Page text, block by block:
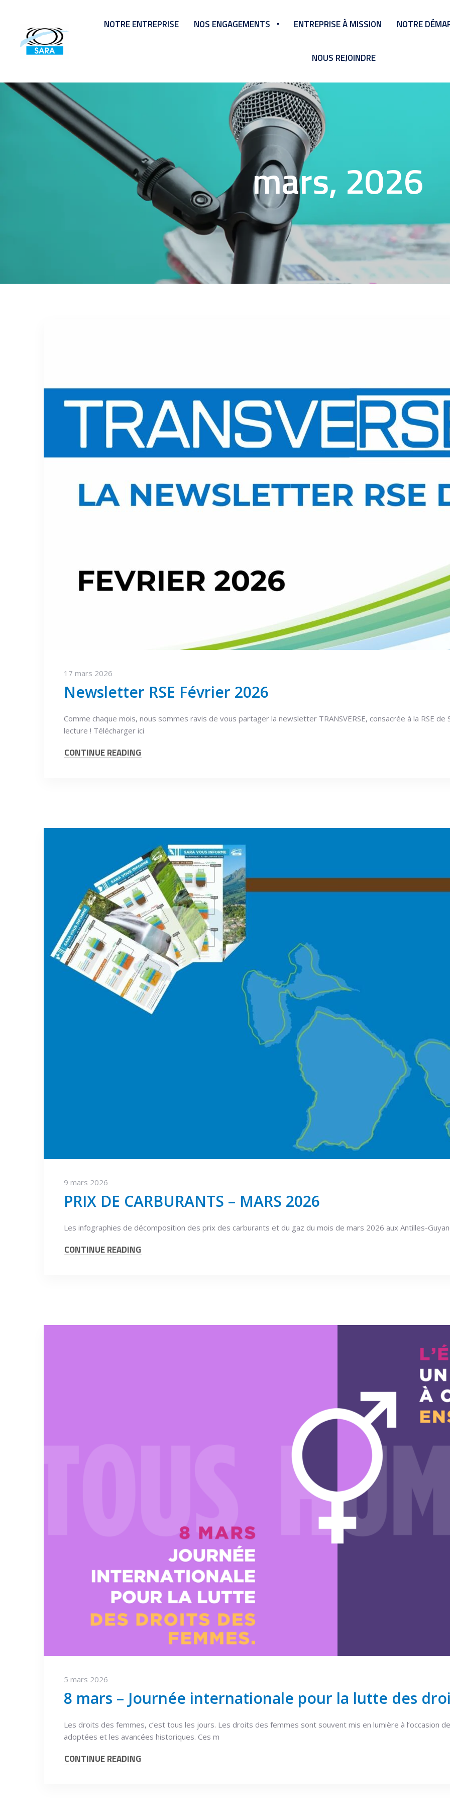
NOTRE ENTREPRISE NOS ENGAGEMENTS ENTREPRISE À MISSION NOTRE
NOUS REJOINDRE
mars, 2026
17 mars 2026
Newsletter RSE Février 2026
Comme chaque mois, nous sommes ravis de vous partager la newsletter TRANSVERSE, consacrée à la RSE de
lecture ! Télécharger ici
CONTINUE READING
9 mars 2026
PRIX DE CARBURANTS – MARS 2026
Les infographies de décomposition des prix des carburants et du gaz du mois de mars 2026 aux Antilles-
CONTINUE READING
5 mars 2026
8 mars – Journée internationale pour la lutte des
Les droits des femmes, c’est tous les jours. Les droits des femmes sont souvent mis en lumière à l’occasion
adoptées et les avancées historiques. Ces m
CONTINUE READING